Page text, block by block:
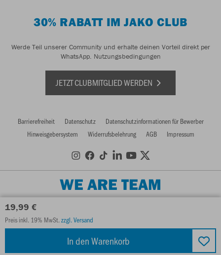
19,99 €
Preis inkl. 19% MwSt.zzgl. Versand
In den Warenkorb
30% RABATT IM JAKO CLUB
Werde Teil unserer Community und erhalte deinen Vorteil direkt per
WhatsApp. Nutzungsbedingungen
JETZT CLUBMITGLIED WERDEN
Barrierefreiheit Datenschutz
Datenschutzinformationen für Bewerber
Hinweisgebersystem
Widerrufsbelehrung AGB Impressum
WE ARE TEAM